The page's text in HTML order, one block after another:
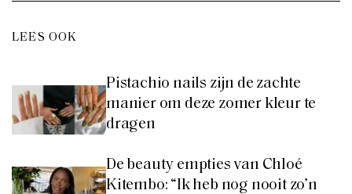
LEES OOK
Pistachio nails zijn de zachte
manier om deze zomer kleur te
dragen
De beauty empties van Chloé
Kitembo: “Ik heb nog nooit zo’n